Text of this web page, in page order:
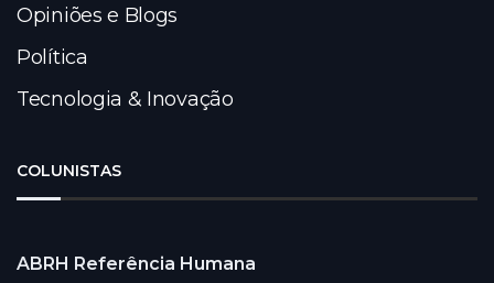
Opiniões e Blogs
Política
Tecnologia & Inovação
COLUNISTAS
ABRH Referência Humana